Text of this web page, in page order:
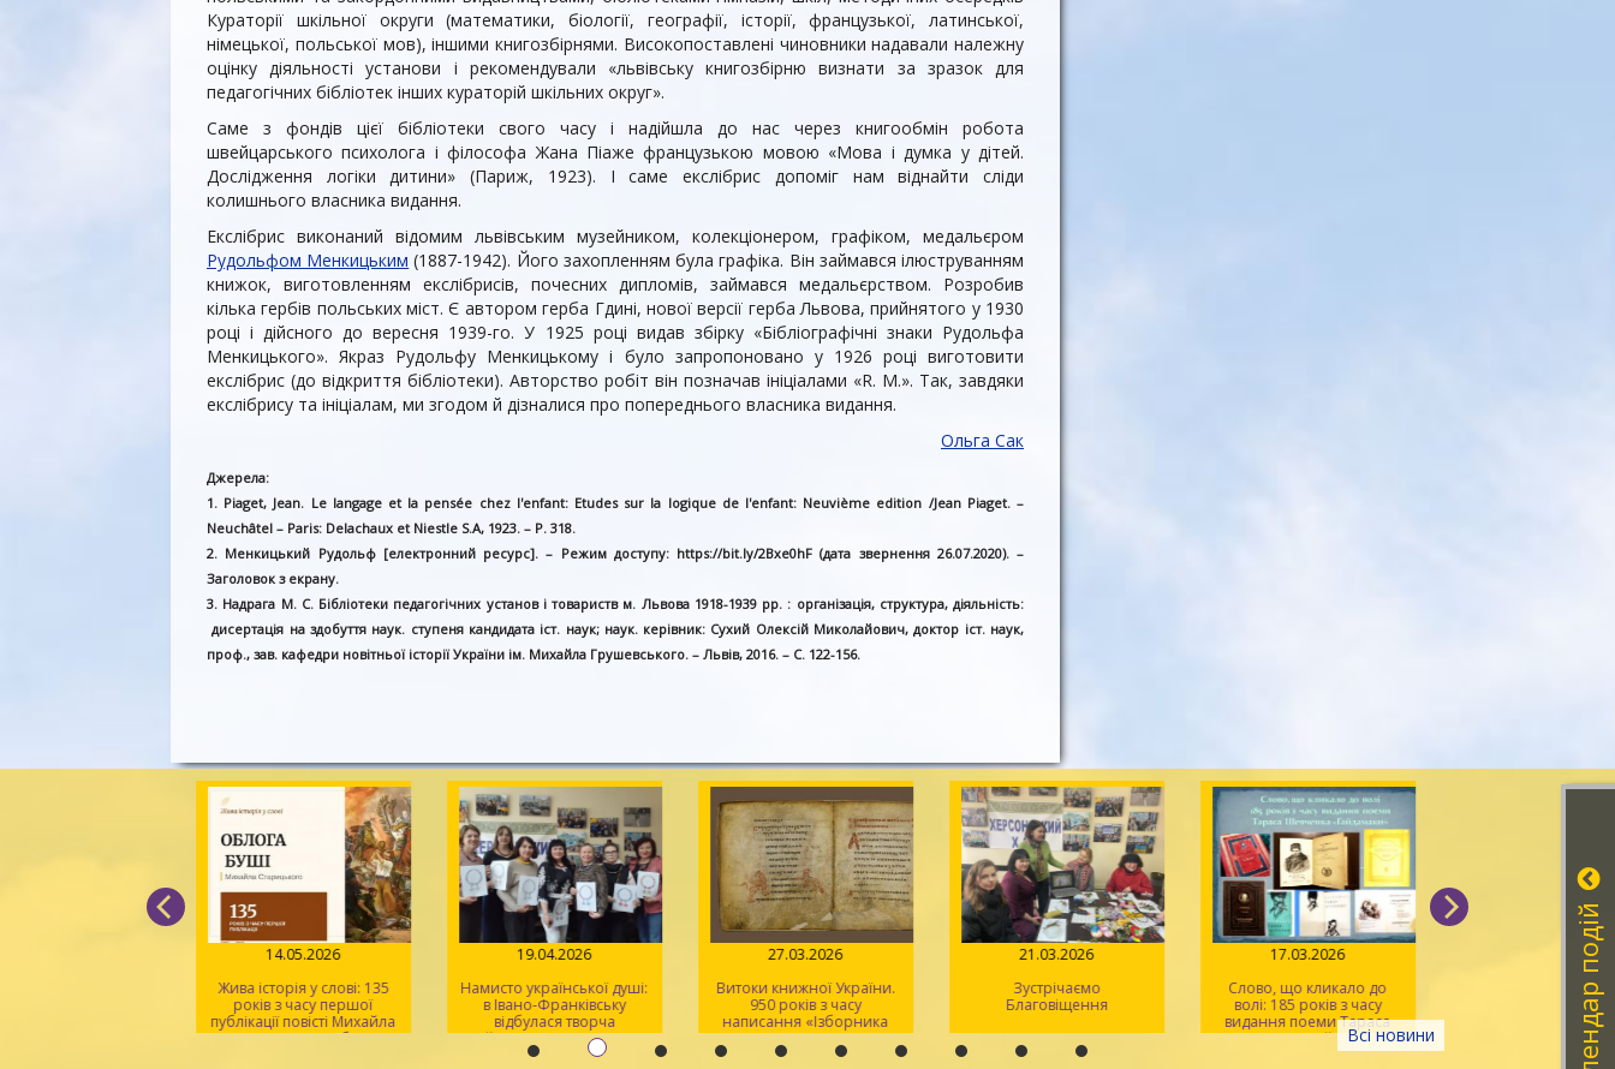
Кураторії шкільної округи (математики, біології, географії, історії, французької, латинської,
німецької, польської мов), іншими книгозбірнями. Високопоставлені чиновники надавали належну
оцінку діяльності установи і рекомендували «львівську книгозбірню визнати за зразок для
педагогічних бібліотек інших кураторій шкільних округ».
Саме з фондів цієї бібліотеки свого часу і надійшла до нас через книгообмін робота
швейцарського психолога і філософа Жана Піаже французькою мовою «Мова і думка у дітей.
Дослідження логіки дитини» (Париж, 1923). І саме екслібрис допоміг нам віднайти сліди
колишнього власника видання.
Екслібрис виконаний відомим львівським музейником, колекціонером, графіком, медальєром
Рудольфом Менкицьким (1887-1942). Його захопленням була графіка. Він займався ілюструванням
книжок, виготовленням екслібрисів, почесних дипломів, займався медальєрством. Розробив
кілька гербів польських міст. Є автором герба Гдині, нової версії герба Львова, прийнятого у 1930
році і дійсного до вересня 1939-го. У 1925 році видав збірку «Бібліографічні знаки Рудольфа
Менкицького». Якраз Рудольфу Менкицькому і було запропоновано у 1926 році виготовити
екслібрис (до відкриття бібліотеки). Авторство робіт він позначав ініціалами «R. M.». Так, завдяки
екслібрису та ініціалам, ми згодом й дізналися про попереднього власника видання.
Ольга Сак
Джерела:
1. Piaget, Jean. Le langage et la pensée chez l'enfant: Etudes sur la logique de l'enfant: Neuvième edition /Jean Piaget. –
Neuchâtel – Paris: Delachaux et Niestle S.A, 1923. – P. 318.
2. Менкицький Рудольф [електронний ресурс]. – Режим доступу: https://bit.ly/2Bxe0hF (дата звернення 26.07.2020). –
Заголовок з екрану.
3. Надрага М. С. Бібліотеки педагогічних установ і товариств м. Львова 1918-1939 рр. : організація, структура, діяльність:
дисертація на здобуття наук. ступеня кандидата іст. наук; наук. керівник: Сухий Олексій Миколайович, доктор іст. наук,
проф., зав. кафедри новітньої історії України ім. Михайла Грушевського. – Львів, 2016. – С. 122-156.
Всі новини
14.05.2026
Жива історія у слові: 135
років з часу першої
публікації повісті Михайла
Старицького «Облога
19.04.2026
Намисто української душі:
в Івано-Франківську
відбулася творча
майстерка для херсонців
27.03.2026
Витоки книжної України.
950 років з часу
написання «Ізборника
Святослава» 1076 року
21.03.2026
Зустрічаємо
Благовіщення
17.03.2026
Слово, що кликало до
волі: 185 років з часу
видання поеми Тараса
Шевченка «Гайдамаки»
18.02.2026
Феномен
Винниченка –
письменника,
свободи та
Календар подій